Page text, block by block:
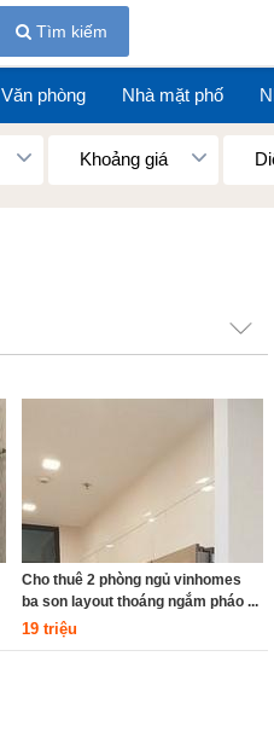
Tìm kiếm
Văn phòng Nhà mặt phố
Khoảng giá
Cho thuê 2 phòng ngủ vinhomes
ba son layout thoáng ngắm pháo ...
19 triệu